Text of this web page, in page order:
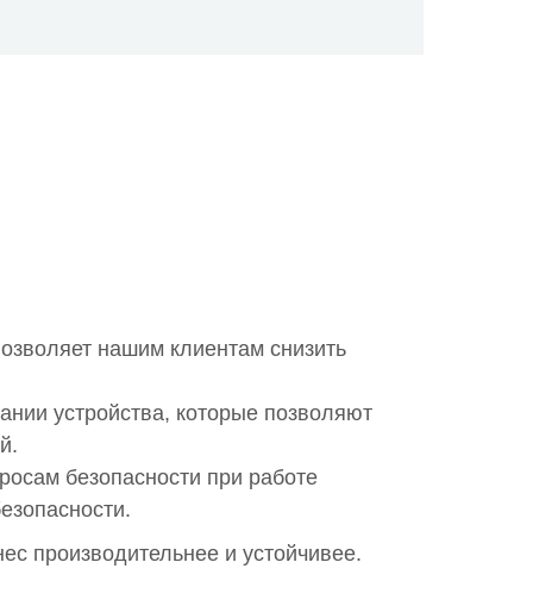
нашим клиентам снизить
устройства, которые позволяют
безопасности при работе
производительнее и устойчивее.